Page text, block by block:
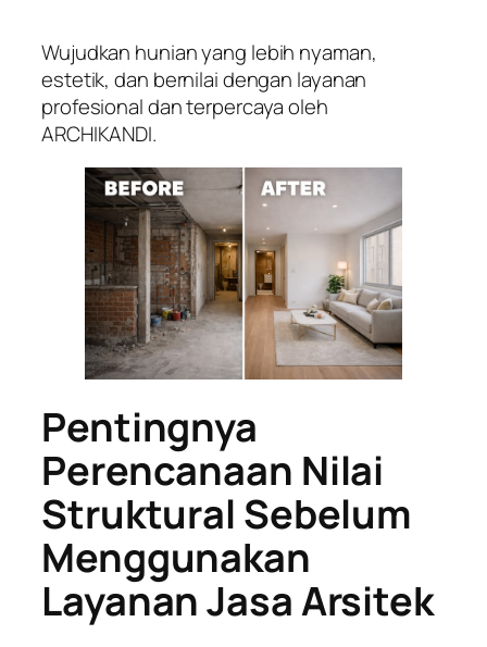
Wujudkan hunian yang lebih nyaman,
estetik, dan bernilai dengan layanan
profesional dan terpercaya oleh
ARCHIKANDI.
Pentingnya
Perencanaan Nilai
Struktural Sebelum
Menggunakan
Layanan Jasa Arsitek